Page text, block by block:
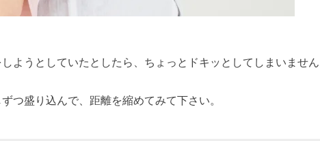
ようとしていたとしたら、ちょっとドキッとしてしまいません
つ盛り込んで、距離を縮めてみて下さい。